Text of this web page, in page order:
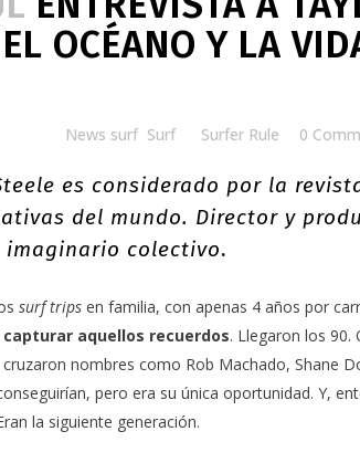
OCÉANO Y LA
News surf Surf Surfer Rule 0
es considerado por la
del mundo. Director y
imaginario colectivo.
surf trips en familia, con apenas 4 años por
aquellos recuerdos. Llegaron los 90.
nombres como Rob Machado, Shane
pero era su única oportunidad. Y,
la siguiente generación.